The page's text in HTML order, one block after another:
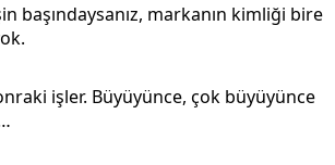
başındaysanız, markanın kimliği bire
işler. Büyüyünce, çok büyüyünce